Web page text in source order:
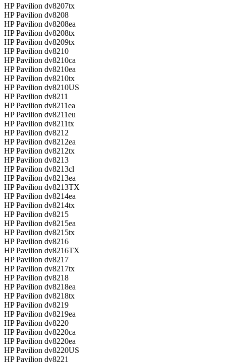
HP Pavilion dv8207tx
HP Pavilion dv8208
HP Pavilion dv8208ea
HP Pavilion dv8208tx
HP Pavilion dv8209tx
HP Pavilion dv8210
HP Pavilion dv8210ca
HP Pavilion dv8210ea
HP Pavilion dv8210tx
HP Pavilion dv8210US
HP Pavilion dv8211
HP Pavilion dv8211ea
HP Pavilion dv8211eu
HP Pavilion dv8211tx
HP Pavilion dv8212
HP Pavilion dv8212ea
HP Pavilion dv8212tx
HP Pavilion dv8213
HP Pavilion dv8213cl
HP Pavilion dv8213ea
HP Pavilion dv8213TX
HP Pavilion dv8214ea
HP Pavilion dv8214tx
HP Pavilion dv8215
HP Pavilion dv8215ea
HP Pavilion dv8215tx
HP Pavilion dv8216
HP Pavilion dv8216TX
HP Pavilion dv8217
HP Pavilion dv8217tx
HP Pavilion dv8218
HP Pavilion dv8218ea
HP Pavilion dv8218tx
HP Pavilion dv8219
HP Pavilion dv8219ea
HP Pavilion dv8220
HP Pavilion dv8220ca
HP Pavilion dv8220ea
HP Pavilion dv8220US
HP Pavilion dv8221